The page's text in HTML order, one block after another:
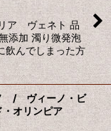
ア ヴェネト 品
添加 濁り微発泡
飲んでしまった方
/ ヴィーノ・ビ
・オリンピア